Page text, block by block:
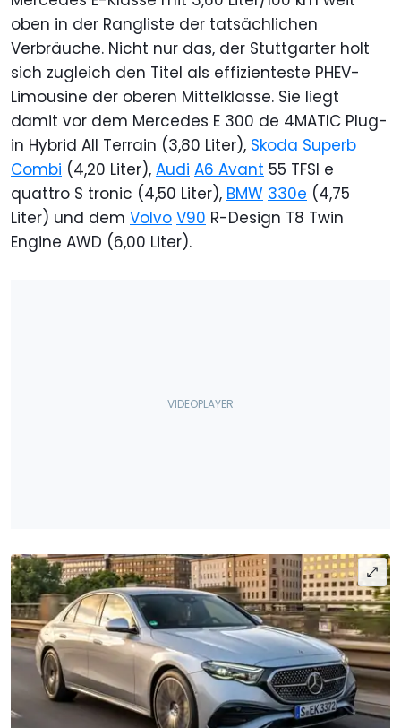
oben in der Rangliste der tatsächlichen
Verbräuche. Nicht nur das, der Stuttgarter holt
sich zugleich den Titel als effizienteste PHEV-
Limousine der oberen Mittelklasse. Sie liegt
damit vor dem Mercedes E 300 de 4MATIC Plug-
in Hybrid All Terrain (3,80 Liter), Skoda Superb
Combi (4,20 Liter), Audi A6 Avant 55 TFSI e
quattro S tronic (4,50 Liter), BMW 330e (4,75
Liter) und dem Volvo V90 R-Design T8 Twin
Engine AWD (6,00 Liter).